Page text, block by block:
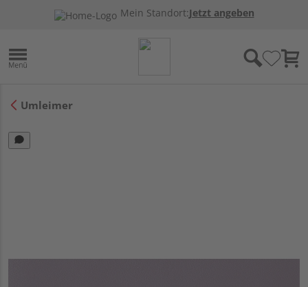
Mein Standort:Jetzt angeben
Umleimer